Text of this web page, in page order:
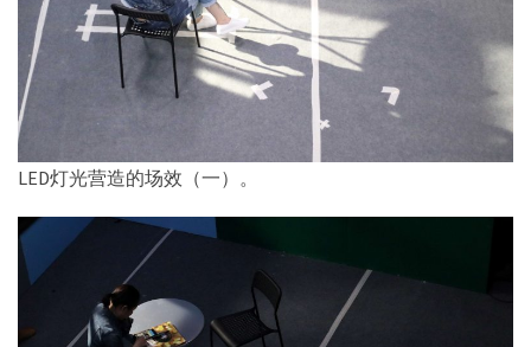
LED灯光营造的场效（一）。